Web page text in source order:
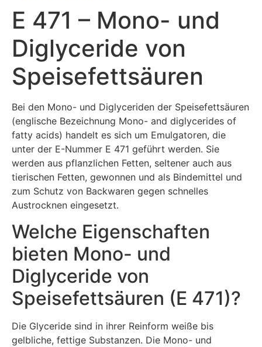
E 471 – Mono- und
Diglyceride von
Speisefettsäuren
Bei den Mono- und Diglyceriden der Speisefettsäuren
(englische Bezeichnung Mono- and diglycerides of
fatty acids) handelt es sich um Emulgatoren, die
unter der E-Nummer E 471 geführt werden. Sie
werden aus pflanzlichen Fetten, seltener auch aus
tierischen Fetten, gewonnen und als Bindemittel und
zum Schutz von Backwaren gegen schnelles
Austrocknen eingesetzt.
Welche Eigenschaften
bieten Mono- und
Diglyceride von
Speisefettsäuren (E 471)?
Die Glyceride sind in ihrer Reinform weiße bis
gelbliche, fettige Substanzen. Die Mono- und